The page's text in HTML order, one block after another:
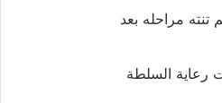
مراحله بعد
رعاية السلطة